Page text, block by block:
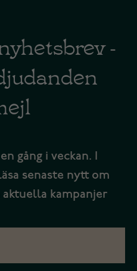
-
gång i veckan. I
senaste nytt om
kampanjer